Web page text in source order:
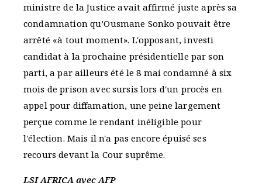
ministre de la Justice avait affirmé juste après sa
condamnation qu’Ousmane Sonko pouvait être
arrêté «à tout moment». L'opposant, investi
candidat à la prochaine présidentielle par son
parti, a par ailleurs été le 8 mai condamné à six
mois de prison avec sursis lors d'un procès en
appel pour diffamation, une peine largement
perçue comme le rendant inéligible pour
l'élection. Mais il n'a pas encore épuisé ses
recours devant la Cour suprême.
LSI AFRICA avec AFP